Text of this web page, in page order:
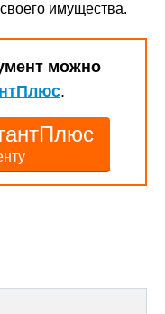
имущества.
можно
.